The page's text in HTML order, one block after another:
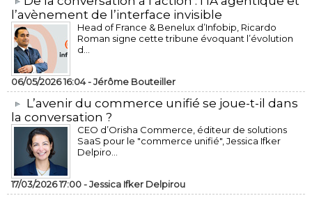
l’avènement de l’interface invisible
Head of France & Benelux d’Infobip, Ricardo
Roman signe cette tribune évoquant l’évolution
d...
06/05/2026 16:04 -Jérôme Bouteiller
L’avenir du commerce unifié se joue-t-il dans
la conversation ?
CEO d’Orisha Commerce, éditeur de solutions
SaaS pour le "commerce unifié", Jessica Ifker
Delpiro...
17/03/2026 17:00 -Jessica Ifker Delpirou